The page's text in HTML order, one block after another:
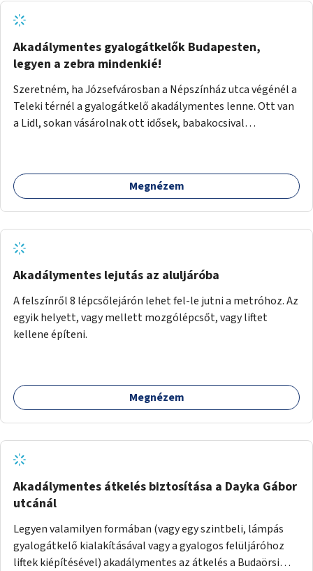
Akadálymentes gyalogátkelők Budapesten,
legyen a zebra mindenkié!
Szeretném, ha Józsefvárosban a Népszínház utca végénél a
Teleki térnél a gyalogátkelő akadálymentes lenne. Ott van
a Lidl, sokan vásárolnak ott idősek, babakocsival
csak elméletben legyen igaz
Megnézem
Akadálymentes lejutás az aluljáróba
A felszínről 8 lépcsőlejárón lehet fel-le jutni a metróhoz. Az
egyik helyett, vagy mellett mozgólépcsőt, vagy liftet
kellene építeni.
Megnézem
Akadálymentes átkelés biztosítása a Dayka Gábor
utcánál
Legyen valamilyen formában (vagy egy szintbeli, lámpás
gyalogátkelő kialakításával vagy a gyalogos felüljáróhoz
liftek kiépítésével) akadálymentes az átkelés a Budaörsi